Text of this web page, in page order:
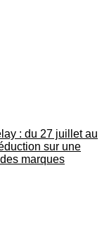
: du 27 juillet au
sur une
marques